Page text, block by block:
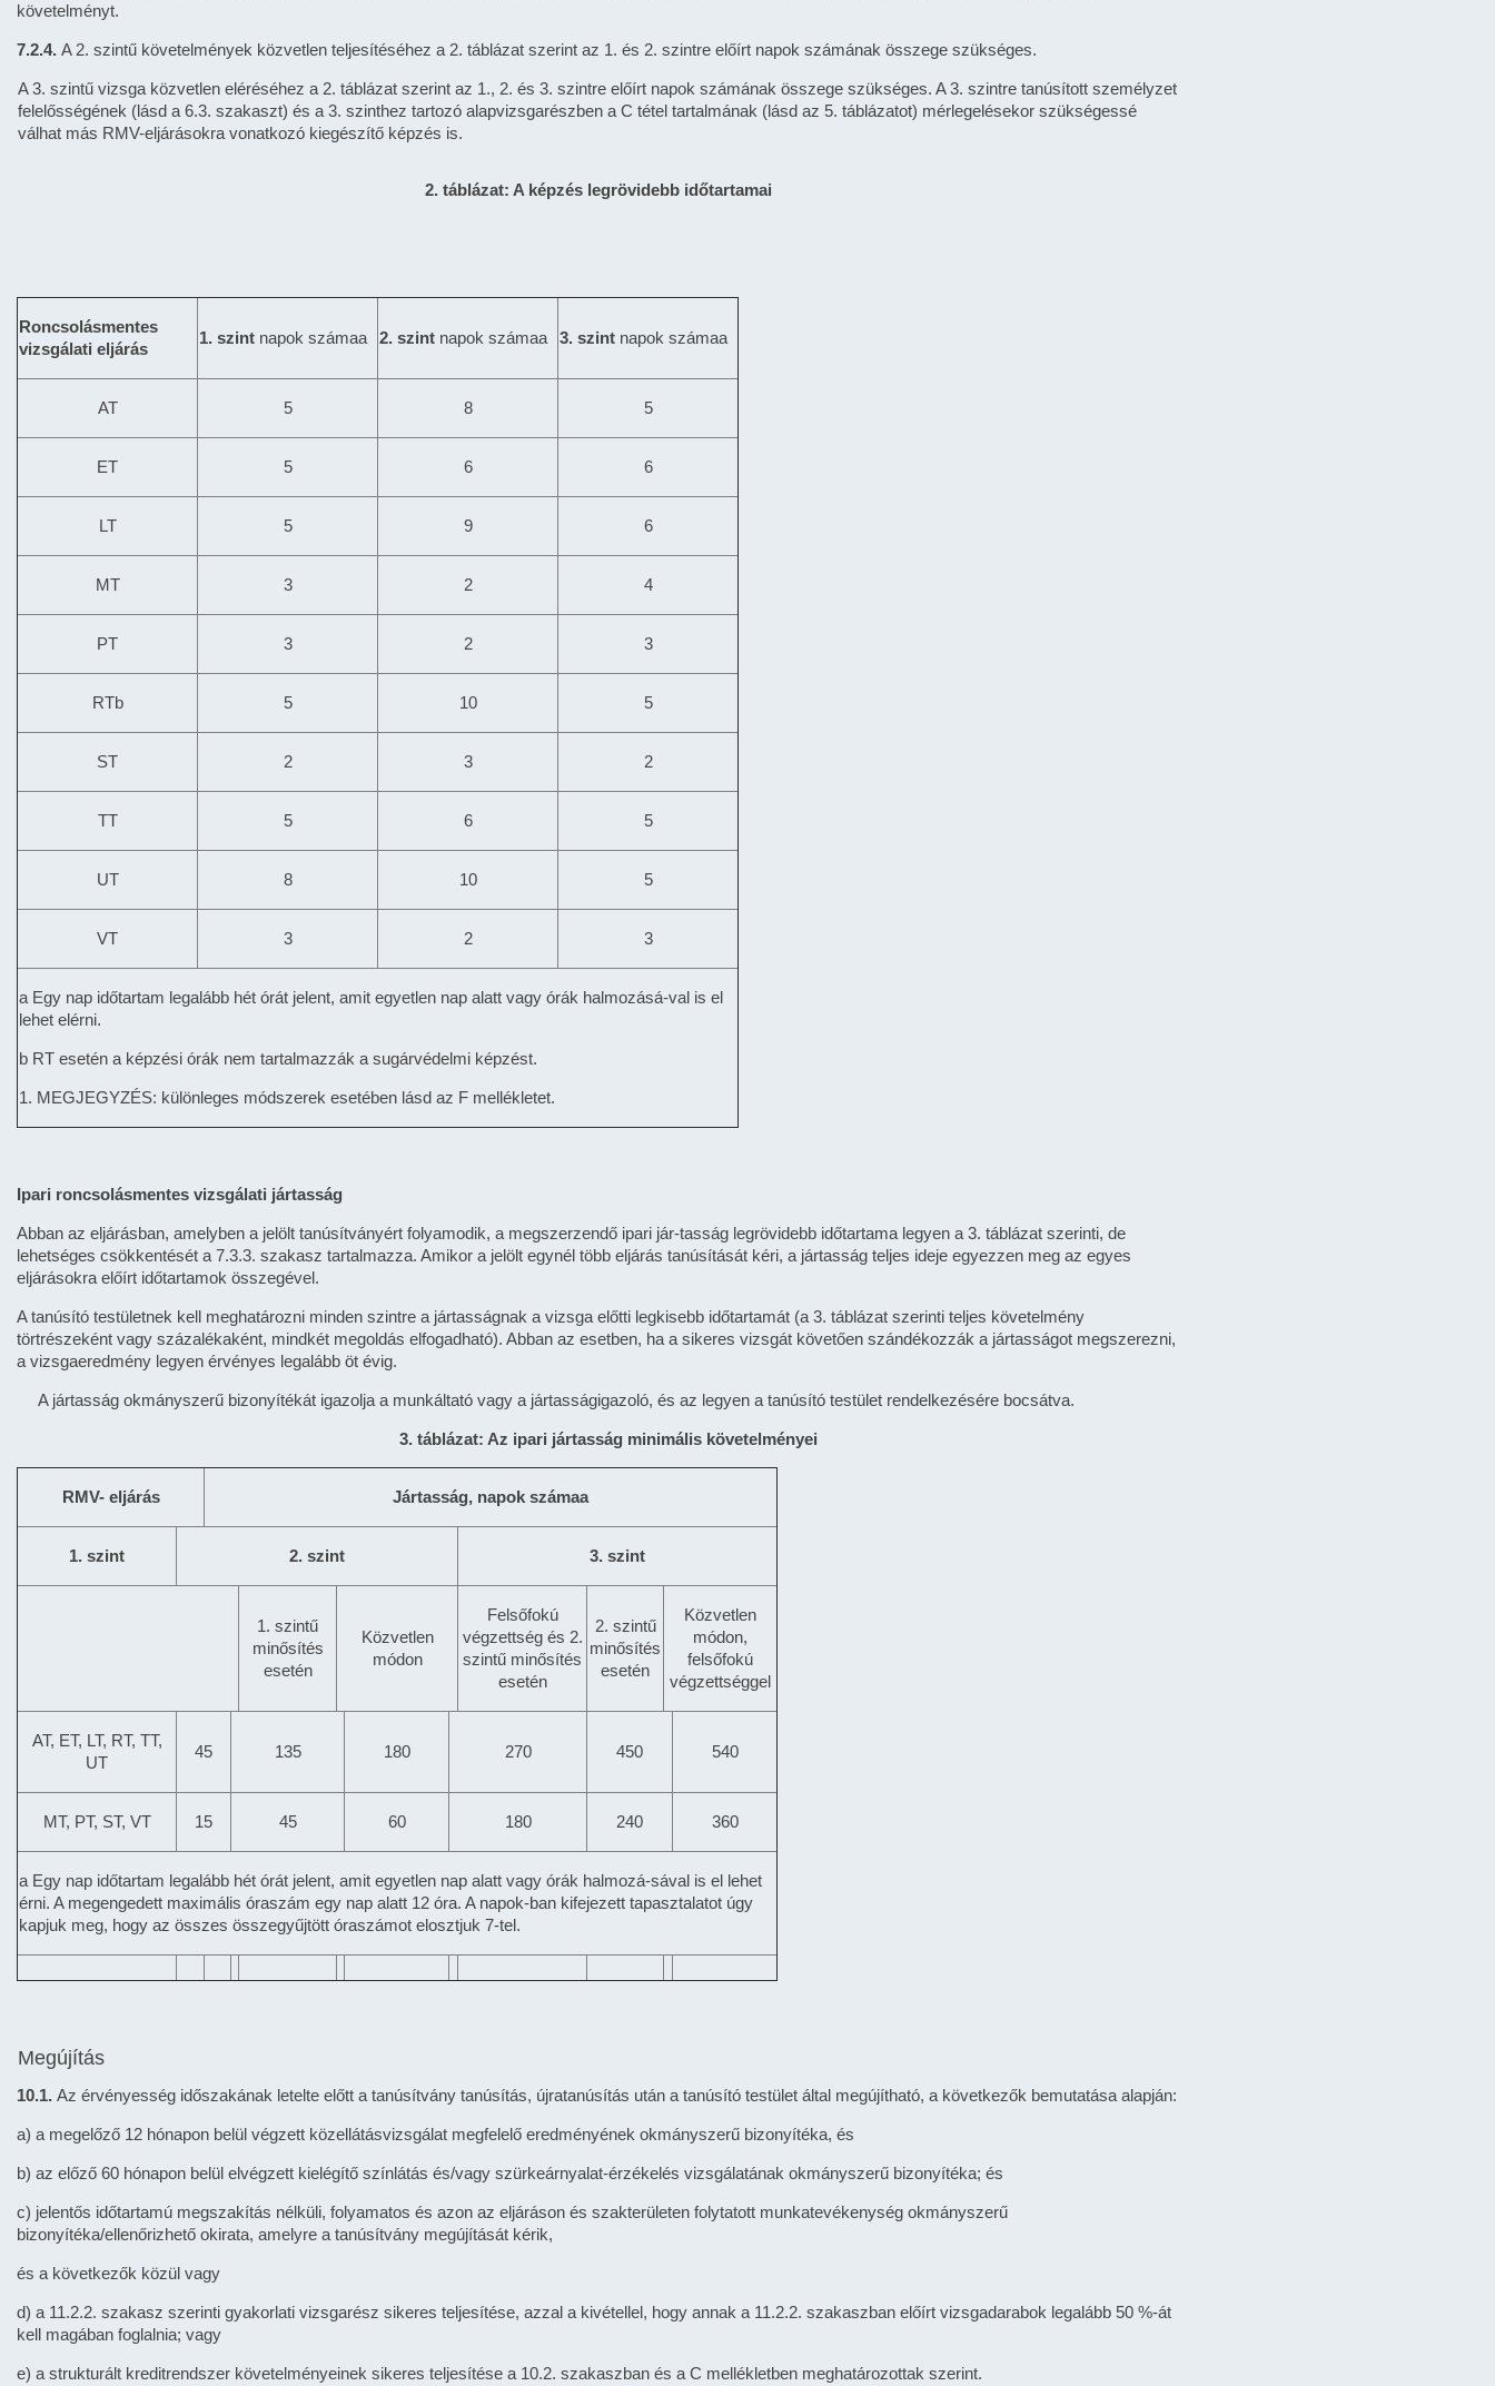
követelményt.
7.2.4. A 2. szintű követelmények közvetlen teljesítéséhez a 2. táblázat szerint az 1. és 2. szintre előírt napok számának összege szükséges.
A 3. szintű vizsga közvetlen eléréséhez a 2. táblázat szerint az 1., 2. és 3. szintre előírt napok számának összege szükséges. A 3. szintre tanúsított személyzet
felelősségének (lásd a 6.3. szakaszt) és a 3. szinthez tartozó alapvizsgarészben a C tétel tartalmának (lásd az 5. táblázatot) mérlegelésekor szükségessé
válhat más RMV-eljárásokra vonatkozó kiegészítő képzés is.
2. táblázat: A képzés legrövidebb időtartamai
Roncsolásmentes
vizsgálati eljárás
1. szint napok számaa 2. szint napok számaa 3. szint napok számaa
AT 5 8 5
ET 5 6 6
LT 5 9 6
MT 3 2 4
PT 3 2 3
RTb 5 10 5
ST 2 3 2
TT 5 6 5
UT 8 10 5
VT 3 2 3
a Egy nap időtartam legalább hét órát jelent, amit egyetlen nap alatt vagy órák halmozásá-val is el
lehet elérni.
b RT esetén a képzési órák nem tartalmazzák a sugárvédelmi képzést.
1. MEGJEGYZÉS: különleges módszerek esetében lásd az F mellékletet.
Ipari roncsolásmentes vizsgálati jártasság
Abban az eljárásban, amelyben a jelölt tanúsítványért folyamodik, a megszerzendő ipari jár-tasság legrövidebb időtartama legyen a 3. táblázat szerinti, de
lehetséges csökkentését a 7.3.3. szakasz tartalmazza. Amikor a jelölt egynél több eljárás tanúsítását kéri, a jártasság teljes ideje egyezzen meg az egyes
eljárásokra előírt időtartamok összegével.
A tanúsító testületnek kell meghatározni minden szintre a jártasságnak a vizsga előtti legkisebb időtartamát (a 3. táblázat szerinti teljes követelmény
törtrészeként vagy százalékaként, mindkét megoldás elfogadható). Abban az esetben, ha a sikeres vizsgát követően szándékozzák a jártasságot megszerezni,
a vizsgaeredmény legyen érvényes legalább öt évig.
A jártasság okmányszerű bizonyítékát igazolja a munkáltató vagy a jártasságigazoló, és az legyen a tanúsító testület rendelkezésére bocsátva.
3. táblázat: Az ipari jártasság minimális követelményei
RMV- eljárás Jártasság, napok számaa
1. szint 2. szint 3. szint
1. szintű
minősítés
esetén
Közvetlen
módon
Felsőfokú
végzettség és 2.
szintű minősítés
esetén
2. szintű
minősítés
esetén
Közvetlen
módon,
felsőfokú
végzettséggel
AT, ET, LT, RT, TT,
UT
45 135 180 270 450 540
MT, PT, ST, VT 15 45 60 180 240 360
a Egy nap időtartam legalább hét órát jelent, amit egyetlen nap alatt vagy órák halmozá-sával is el lehet
érni. A megengedett maximális óraszám egy nap alatt 12 óra. A napok-ban kifejezett tapasztalatot úgy
kapjuk meg, hogy az összes összegyűjtött óraszámot elosztjuk 7-tel.
Megújítás
10.1. Az érvényesség időszakának letelte előtt a tanúsítvány tanúsítás, újratanúsítás után a tanúsító testület által megújítható, a következők bemutatása alapján:
a) a megelőző 12 hónapon belül végzett közellátásvizsgálat megfelelő eredményének okmányszerű bizonyítéka, és
b) az előző 60 hónapon belül elvégzett kielégítő színlátás és/vagy szürkeárnyalat-érzékelés vizsgálatának okmányszerű bizonyítéka; és
c) jelentős időtartamú megszakítás nélküli, folyamatos és azon az eljáráson és szakterületen folytatott munkatevékenység okmányszerű
bizonyítéka/ellenőrizhető okirata, amelyre a tanúsítvány megújítását kérik,
és a következők közül vagy
d) a 11.2.2. szakasz szerinti gyakorlati vizsgarész sikeres teljesítése, azzal a kivétellel, hogy annak a 11.2.2. szakaszban előírt vizsgadarabok legalább 50 %-át
kell magában foglalnia; vagy
e) a strukturált kreditrendszer követelményeinek sikeres teljesítése a 10.2. szakaszban és a C mellékletben meghatározottak szerint.